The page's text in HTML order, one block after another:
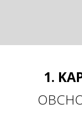
1.